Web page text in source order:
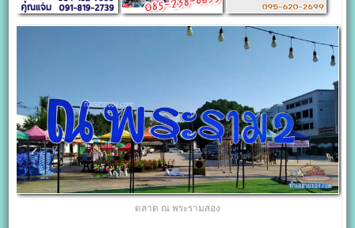
ตลาด ณ พระรามสอง